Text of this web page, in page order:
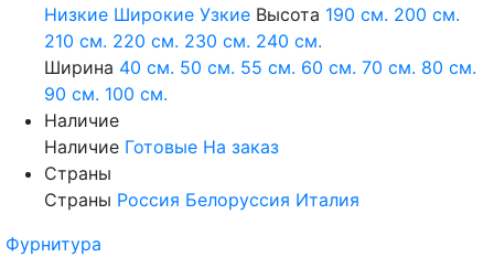
Низкие Широкие Узкие Высота 190 см. 200 см.
210 см. 220 см. 230 см. 240 см.
Ширина 40 см. 50 см. 55 см. 60 см. 70 см. 80 см.
90 см. 100 см.
Наличие
Наличие Готовые На заказ
Страны
Страны Россия Белоруссия Италия
Фурнитура